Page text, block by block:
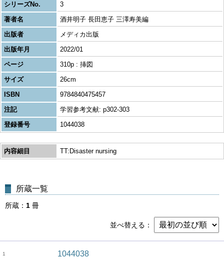
シリーズNo.
3
著者名
酒井明子 長田恵子 三澤寿美編
出版者
メディカ出版
出版年月
2022/01
ページ
310p : 挿図
サイズ
26cm
ISBN
9784840475457
注記
学習参考文献: p302-303
登録番号
1044038
内容細目 TT:Disaster nursing
所蔵一覧
所蔵 1 冊
並べ替える
1 1044038